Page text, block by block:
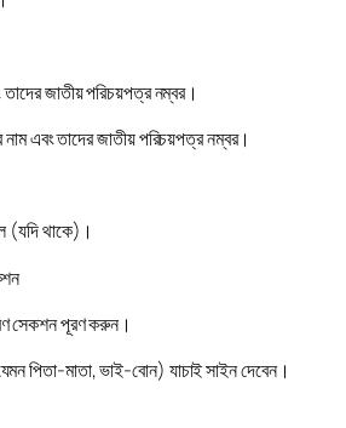
তাদের জাতীয় পরিচয়পত্র নম্বর।
নাম এবং তাদের জাতীয় পরিচয়পত্র নম্বর।
(যদি থাকে)।
সেকশন পূরণ করুন।
পিতা-মাতা, ভাই-বোন) যাচাই সাইন দেবেন।